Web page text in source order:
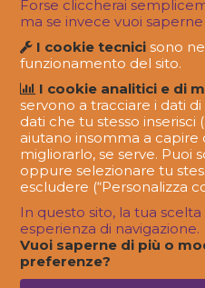
VITA DA OLOJIN
Se c'è lei, meglio non
punti esclamativi.
nostra senior
Forse cliccherai
ma se invece vuoi
I cookie tecnici sono
funzionamento del sito.
I cookie analitici e di
servono a tracciare i dati
dati che tu stesso inserisci
aiutano insomma a capire
migliorarlo, se serve. Puoi
oppure selezionare tu
escludere (“Personalizza
In questo sito, la tua
esperienza di navigazione.
Vuoi saperne di più o
preferenze?